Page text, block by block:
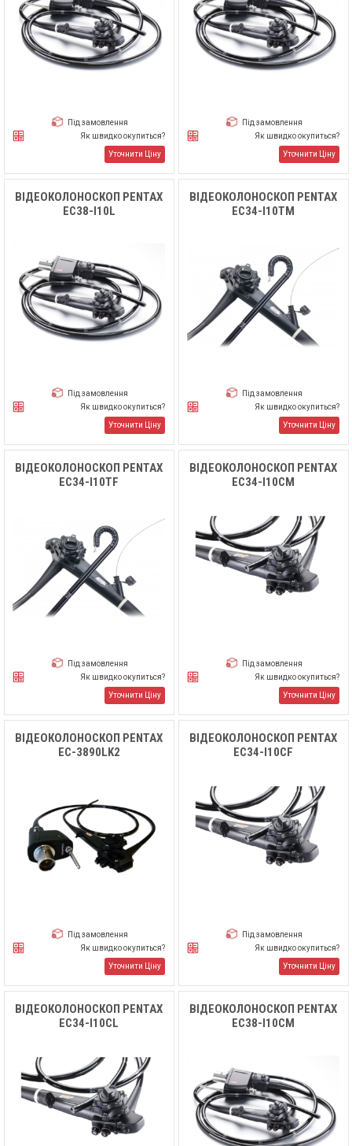
Під замовлення
Як швидко окупиться?
Уточнити Ціну
Під замовлення
Як швидко окупиться?
Уточнити Ціну
ВІДЕОКОЛОНОСКОП PENTAX
EC38-I10L
Під замовлення
Як швидко окупиться?
Уточнити Ціну
ВІДЕОКОЛОНОСКОП PENTAX
EC34-I10TM
Під замовлення
Як швидко окупиться?
Уточнити Ціну
ВІДЕОКОЛОНОСКОП PENTAX
EC34-I10TF
Під замовлення
Як швидко окупиться?
Уточнити Ціну
ВІДЕОКОЛОНОСКОП PENTAX
EC34-I10СM
Під замовлення
Як швидко окупиться?
Уточнити Ціну
ВІДЕОКОЛОНОСКОП PENTAX
EC-3890LK2
Під замовлення
Як швидко окупиться?
Уточнити Ціну
ВІДЕОКОЛОНОСКОП PENTAX
EC34-I10CF
Під замовлення
Як швидко окупиться?
Уточнити Ціну
ВІДЕОКОЛОНОСКОП PENTAX
EC34-I10CL
ВІДЕОКОЛОНОСКОП PENTAX
EC38-I10СM